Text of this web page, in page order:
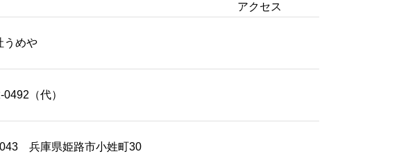
アクセス
うめや
（代）
兵庫県姫路市小姓町30